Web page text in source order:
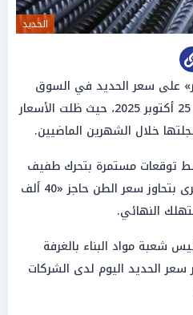
الحديد
على سعر الحديد في السوق
المصري اليوم السبت الموافق 25 أكتوبر 2025، حيث ظلت الأسعار
خلال الشهرين الماضيين.
توقعات مستمرة بتحرك طفيف
في الأسعار قريباً، وتوقعات أخرى بتحاوز سعر الطن حاجز «40 ألف
النهائي.
شعبة مواد البناء بالغرفة
سعر الحديد اليوم لدى الشركات